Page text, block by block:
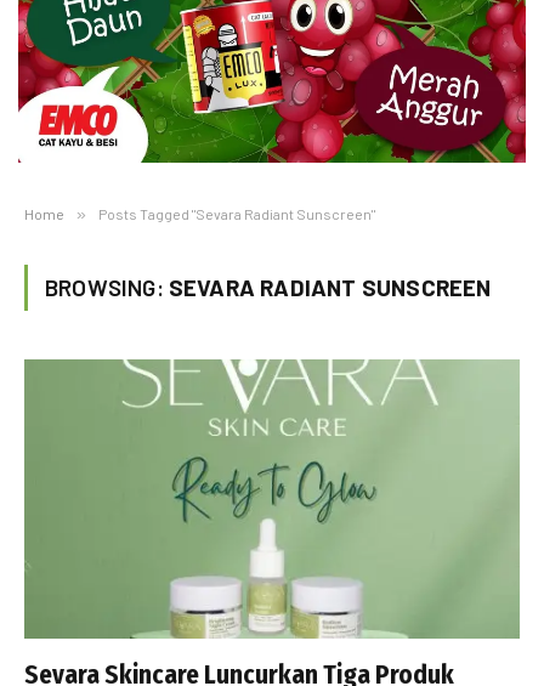
Home » Posts Tagged "Sevara Radiant Sunscreen"
BROWSING: SEVARA RADIANT SUNSCREEN
Sevara Skincare Luncurkan Tiga Produk